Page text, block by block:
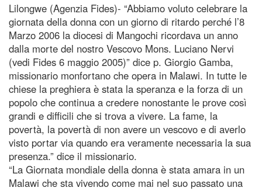
Lilongwe (Agenzia Fides)- “Abbiamo voluto celebrare la
giornata della donna con un giorno di ritardo perché l’8
Marzo 2006 la diocesi di Mangochi ricordava un anno
dalla morte del nostro Vescovo Mons. Luciano Nervi
(vedi Fides 6 maggio 2005)” dice p. Giorgio Gamba,
missionario monfortano che opera in Malawi. In tutte le
chiese la preghiera è stata la speranza e la forza di un
popolo che continua a credere nonostante le prove così
grandi e difficili che si trova a vivere. La fame, la
povertà, la povertà di non avere un vescovo e di averlo
visto portar via quando era veramente necessaria la sua
presenza.” dice il missionario.
“La Giornata mondiale della donna è stata amara in un
Malawi che sta vivendo come mai nel suo passato una